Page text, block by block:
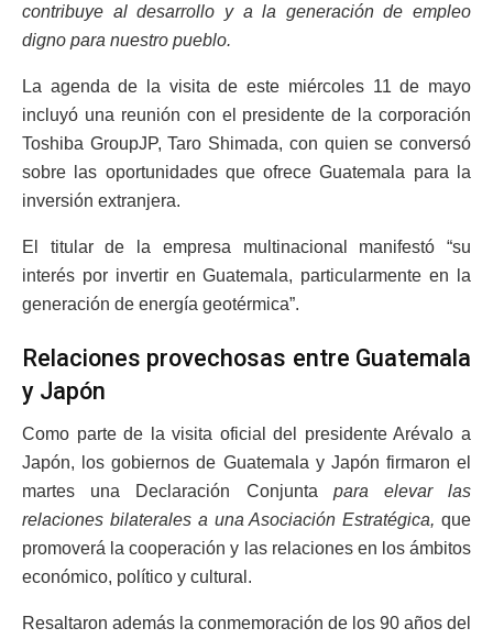
contribuye al desarrollo y a la generación de empleo
digno para nuestro pueblo.
La agenda de la visita de este miércoles 11 de mayo
incluyó una reunión con el presidente de la corporación
Toshiba GroupJP, Taro Shimada, con quien se conversó
sobre las oportunidades que ofrece Guatemala para la
inversión extranjera.
El titular de la empresa multinacional manifestó “su
interés por invertir en Guatemala, particularmente en la
generación de energía geotérmica”.
Relaciones provechosas entre Guatemala
y Japón
Como parte de la visita oficial del presidente Arévalo a
Japón, los gobiernos de Guatemala y Japón firmaron el
martes una Declaración Conjunta para elevar las
relaciones bilaterales a una Asociación Estratégica, que
promoverá la cooperación y las relaciones en los ámbitos
económico, político y cultural.
Resaltaron además la conmemoración de los 90 años del